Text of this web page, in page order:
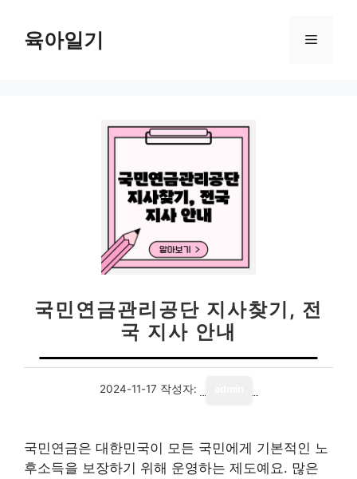
육아일기 메
국민연금관리공단 지사찾기, 전
국 지사 안내
2024-11-17 작성자:
국민연금은 대한민국이 모든 국민에게 기본적인 노
후소득을 보장하기 위해 운영하는 제도예요. 많은